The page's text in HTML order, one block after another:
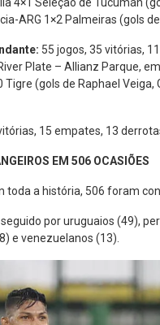
ARG 1×2 Palmeiras (gols
55 jogos, 35 vitórias,
Plate – Allianz Parque,
(gols de Raphael Veiga,
15 empates, 13
EM 506 OCASIÕES
toda a história, 506 foram
por uruguaios (49),
e venezuelanos (13).